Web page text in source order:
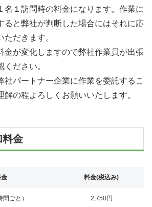
１訪問時の料金になります。作業に
ると弊社が判断した場合にはそれに応
ただきます。
が変化しますので弊社作業員が出張
ださい。
パートナー企業に作業を委託するこ
解の程よろしくお願いいたします。
料金
料金(税込み)
ごと） 2,750円